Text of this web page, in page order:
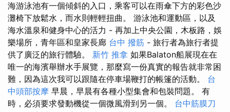
海游泳池有一個傾斜的入口，乘客可以在雨傘下方的彩色沙
灘椅下放鬆水，而水則輕輕扭曲。 游泳池和運動區，以及
海水溫泉和健身中心的活力 - 再加上中央公園，木板路，娛
樂場所，青年區和皇家長廊 台中 撥筋 - 旅行者為旅行者提
供了廣泛的旅行體驗。 新竹 推拿 如果Balaton船展現在在
唯一的海濱舉辦水手展覽，那麼寫一份真實的報告就非常困
難，因為這次我可以跟隨在停車場鞭打的帳篷的活動。 台
中頭部按摩 早晨，早晨有各種小型集會和包裝問題。 有
時，必須要求發動機從一個微風滑到另一個。 台中筋膜刀